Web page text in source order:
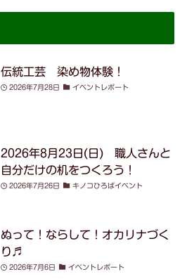
伝統工芸 染め物体験！
2026年7月28日 イベントレポート
2026年8月23日(日) 職人さんと
自分だけの机をつくろう！
2026年7月26日 キノコひろばイベント
ぬって！ならして！オカリナづく
り♬
2026年7月6日 イベントレポート